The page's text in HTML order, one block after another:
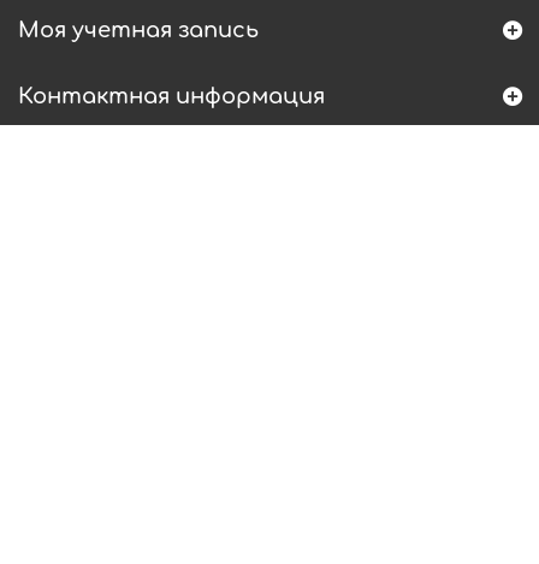
Моя учетная запись
Контактная информация